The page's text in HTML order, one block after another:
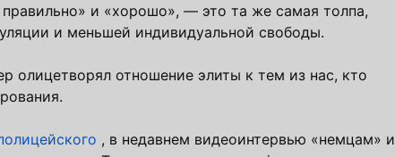
и «хорошо», — это та же самая толпа,
и меньшей индивидуальной свободы.
олицетворял отношение элиты к тем из нас, кто
, в недавнем видеоинтервью «немцам» и